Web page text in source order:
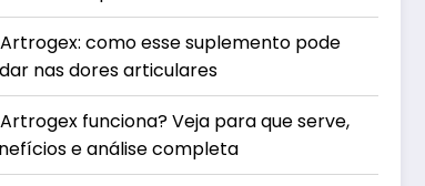
Artrogex: como esse suplemento pode
nas dores articulares
Artrogex funciona? Veja para que serve,
e análise completa